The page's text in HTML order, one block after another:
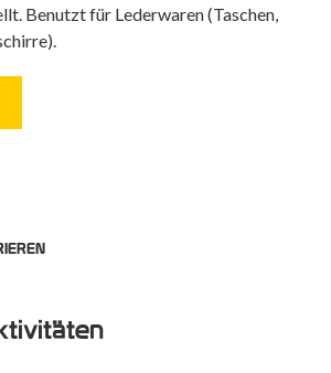
Benutzt für Lederwaren (Taschen,